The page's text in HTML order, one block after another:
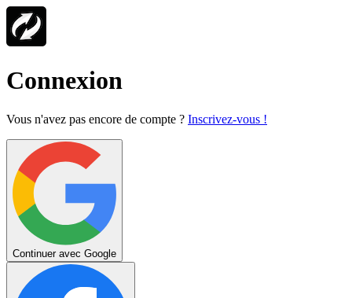
Connexion
Vous n'avez pas encore de compte ? Inscrivez-vous !
Continuer avec Google